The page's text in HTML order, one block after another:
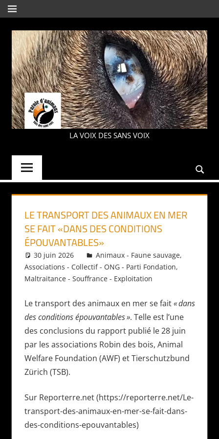
Aller
au
contenu
MENU
PAROLE
LA VOIX DES SANS VOIX
LE TRANSPORT DES ANIMAUX EN MER
SE FAIT «DANS DES CONDITIONS
ÉPOUVANTABLES»
30 juin 2026 Daniel
Animaux - Faune sauvage,
Associations - Collectif - ONG - Parti Fondation,
Maltraitance - Souffrance - Exploitation
Le transport des animaux en mer se fait«dans
des conditions épouvantables». Telle est l’une
des conclusions du rapport publié le 28 juin
par les associations Robin des bois, Animal
Welfare Foundation (AWF) et Tierschutzbund
Zürich (TSB).
Sur Reporterre.net (https://reporterre.net/Le-
transport-des-animaux-en-mer-se-fait-dans-
des-conditions-epouvantables)